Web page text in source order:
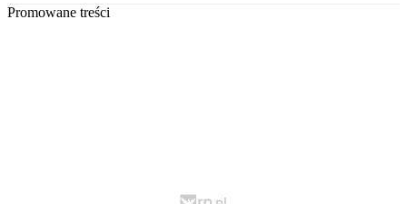
Promowane treści